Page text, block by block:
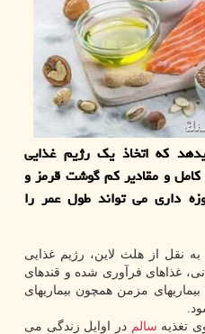
که اتخاذ یک رژیم غذایی
کامل و مقادیر کم گوشت قرمز و
داری می تواند طول عمر را
نقل از هلث لاین، رژیم غذایی
غذاهای فرآوری شده و قندهای
مزمن همچون بیماریهای
تغذیه سالم در اوایل زندگی می